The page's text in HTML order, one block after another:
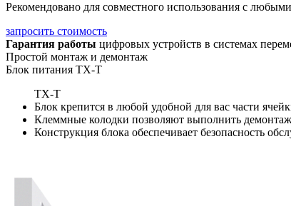
Рекомендовано для совместного использования с
запросить стоимость
Гарантия работы цифровых устройств в системах
Простой монтаж и демонтаж
Блок питания ТХ-Т
TX-T
Блок крепится в любой удобной для вас части
Клеммные колодки позволяют выполнить
Конструкция блока обеспечивает безопасность